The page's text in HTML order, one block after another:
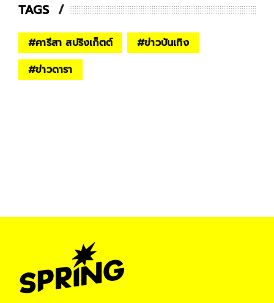
TAGS
#คารีสา สปริงเก็ตต์ #ข่าวบันเทิง
#ข่าวดารา